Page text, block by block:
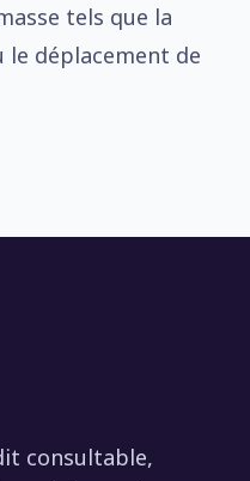
tels que la
le déplacement de
consultable,